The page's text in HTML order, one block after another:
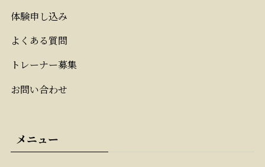
体験申し込み
よくある質問
トレーナー募集
お問い合わせ
メニュー